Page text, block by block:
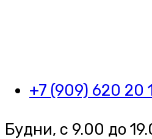
+7 (909) 620 20
Будни, с 9.00 до